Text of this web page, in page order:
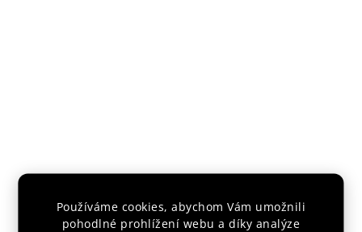
Používáme cookies, abychom Vám umožnili
pohodlné prohlížení webu a díky analýze
Mikina IPPON Judo ZIP